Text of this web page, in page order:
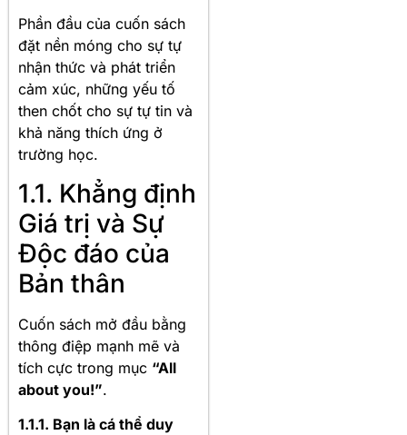
Phần đầu của cuốn sách
đặt nền móng cho sự tự
nhận thức và phát triển
cảm xúc, những yếu tố
then chốt cho sự tự tin và
khả năng thích ứng ở
trường học.
1.1. Khẳng định
Giá trị và Sự
Độc đáo của
Bản thân
Cuốn sách mở đầu bằng
thông điệp mạnh mẽ và
tích cực trong mục “All
about you!”.
1.1.1. Bạn là cá thể duy